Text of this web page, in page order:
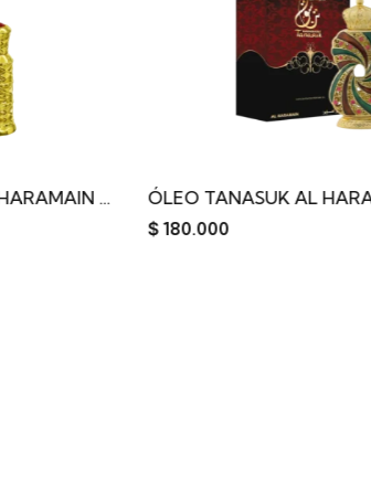
ÓLEO MUSK FLORAL AL HARAMAIN 12ML
ÓLEO TANASUK AL HARAMAIN 12ML